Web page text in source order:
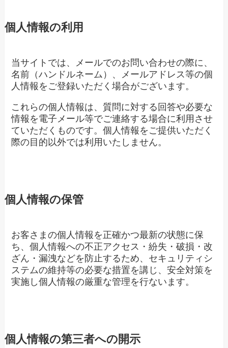
個人情報の利用
当サイトでは、メールでのお問い合わせの際に、
名前（ハンドルネーム）、メールアドレス等の個
人情報をご登録いただく場合がございます。
これらの個人情報は、質問に対する回答や必要な
情報を電子メール等でご連絡する場合に利用させ
ていただくものです。個人情報をご提供いただく
際の目的以外では利用いたしません。
個人情報の保管
お客さまの個人情報を正確かつ最新の状態に保
ち、個人情報への不正アクセス・紛失・破損・改
ざん・漏洩などを防止するため、セキュリティシ
ステムの維持等の必要な措置を講じ、安全対策を
実施し個人情報の厳重な管理を行ないます。
個人情報の第三者への開示